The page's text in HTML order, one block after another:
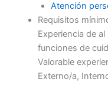
Atención
Requisitos
Experiencia de
funciones de
Valorable
Externo/a,